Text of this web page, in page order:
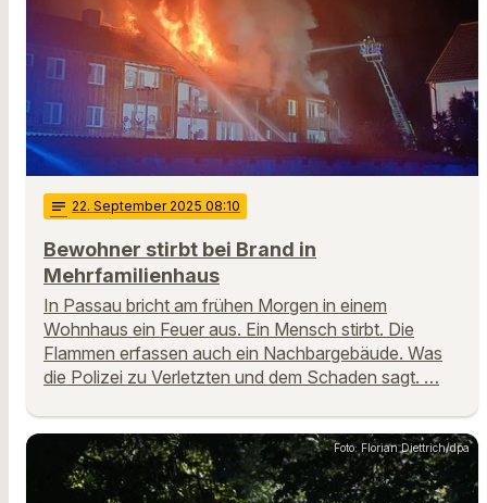
notes 22. September 2025 08:10
Bewohner stirbt bei Brand in
Mehrfamilienhaus
In Passau bricht am frühen Morgen in einem
Wohnhaus ein Feuer aus. Ein Mensch stirbt. Die
Flammen erfassen auch ein Nachbargebäude. Was
die Polizei zu Verletzten und dem Schaden sagt. …
Foto: Florian Diettrich/dpa